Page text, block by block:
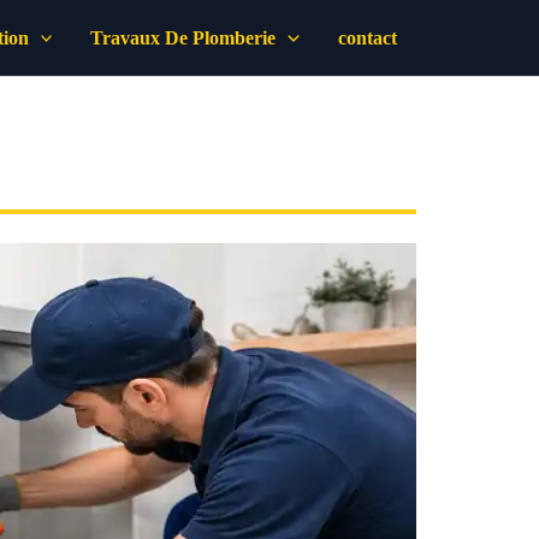
Travaux De Plomberie contact